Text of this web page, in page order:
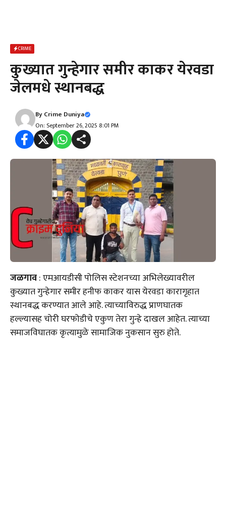
CRIME
कुख्यात गुन्हेगार समीर काकर येरवडा
जेलमधे स्थानबद्ध
ByCrime Duniya
On: September 26, 2025 8:01 PM
जळगाव: एमआयडीसी पोलिस स्टेशनच्या अभिलेख्यावरील
कुख्यात गुन्हेगार समीर हनीफ काकर यास येरवडा कारागृहात
स्थानबद्ध करण्यात आले आहे. त्याच्याविरुद्ध प्राणघातक
हल्ल्यासह चोरी घरफोडीचे एकुण तेरा गुन्हे दाखल आहेत. त्याच्या
समाजविघातक कृत्यामुळे सामाजिक नुकसान सुरु होते.